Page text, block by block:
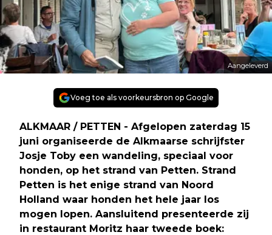
Aangeleverd
Voeg toe als voorkeursbron op Google
ALKMAAR / PETTEN - Afgelopen zaterdag 15
juni organiseerde de Alkmaarse schrijfster
Josje Toby een wandeling, speciaal voor
honden, op het strand van Petten. Strand
Petten is het enige strand van Noord
Holland waar honden het hele jaar los
mogen lopen. Aansluitend presenteerde zij
in restaurant Moritz haar tweede boek: